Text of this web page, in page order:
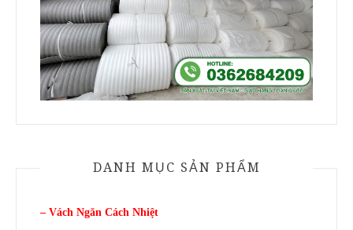
DANH MỤC SẢN PHẨM
– Vách Ngăn Cách Nhiệt